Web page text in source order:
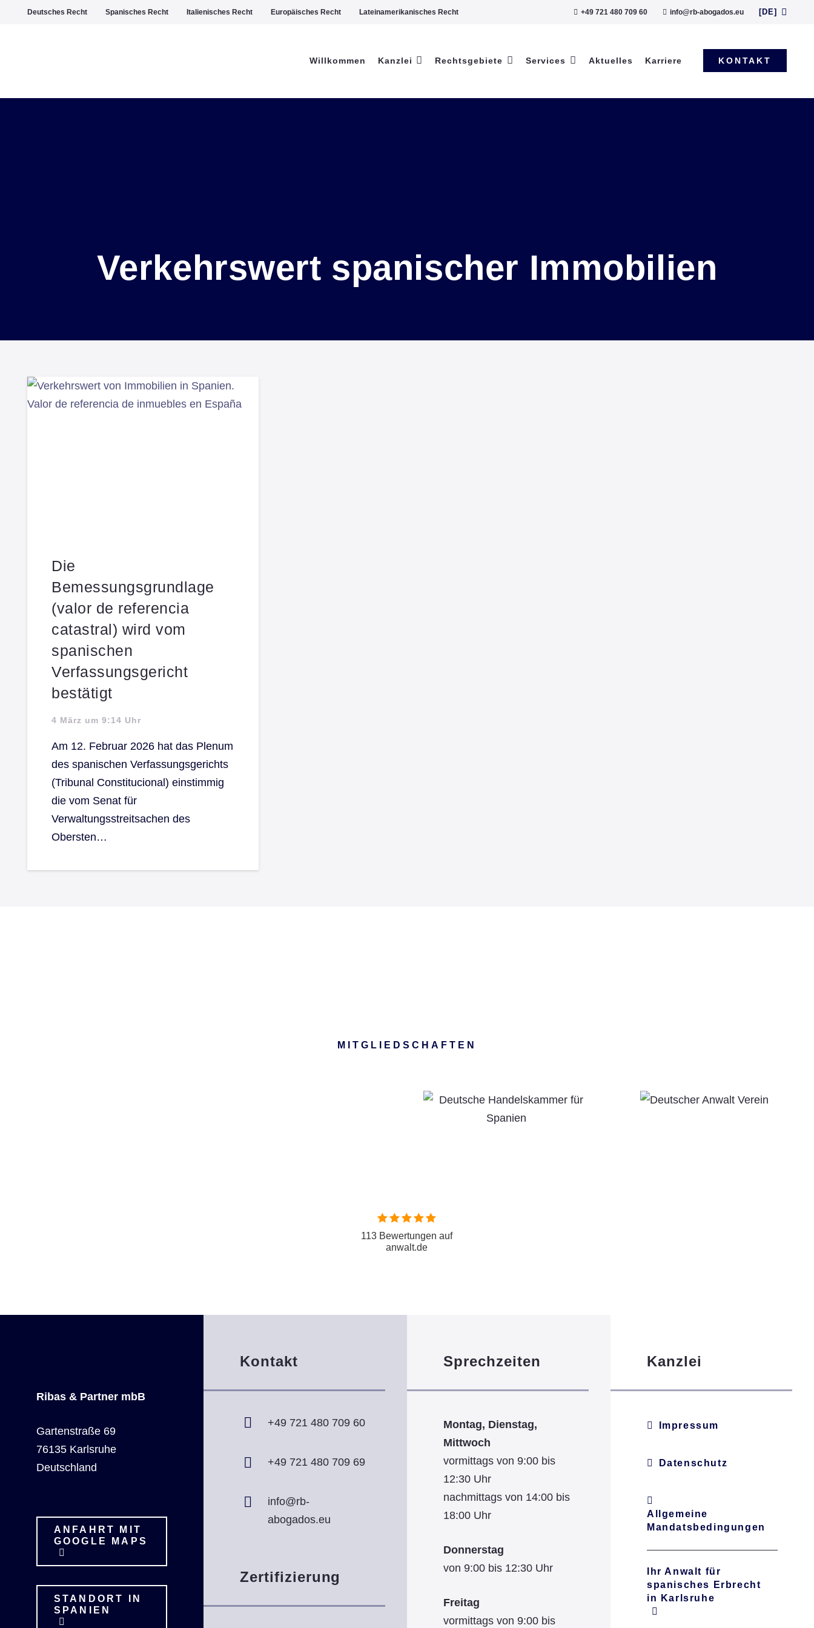
Deutsches Recht Spanisches Recht Italienisches Recht Europäisches Recht Lateinamerikanisches Recht +49 721 480 709 60 info@rb-abogados.eu [DE]
Willkommen Kanzlei Rechtsgebiete Services Aktuelles Karriere KONTAKT
Verkehrswert spanischer Immobilien
Die
Bemessungsgrundlage
(valor de referencia
catastral) wird vom
spanischen
Verfassungsgericht
bestätigt
4 März um 9:14 Uhr
Am 12. Februar 2026 hat das Plenum
des spanischen Verfassungsgerichts
(Tribunal Constitucional) einstimmig
die vom Senat für
Verwaltungsstreitsachen des
Obersten…
MITGLIEDSCHAFTEN
113 Bewertungen auf
anwalt.de
Ribas & Partner mbB
Gartenstraße 69
76135 Karlsruhe
Deutschland
ANFAHRT MIT
GOOGLE MAPS
STANDORT IN
SPANIEN
Kontakt
+49 721 480 709 60
+49 721 480 709 69
info@rb-
abogados.eu
Zertifizierung
Sprechzeiten
Montag, Dienstag,
Mittwoch
vormittags von 9:00 bis
12:30 Uhr
nachmittags von 14:00 bis
18:00 Uhr
Donnerstag
von 9:00 bis 12:30 Uhr
Freitag
vormittags von 9:00 bis
Kanzlei
Impressum
Datenschutz
Allgemeine
Mandatsbedingungen
Ihr Anwalt für
spanisches Erbrecht
in Karlsruhe